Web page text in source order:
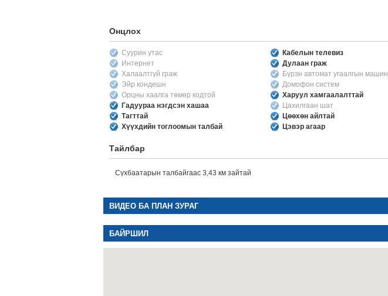
Онцлох
Суурин утас
Кабелын телевиз
Интернет
Дулаан граж
Халаалтгүй граж
Бүрэн автомат угаалгын машин
Эйр кондешн
Домофон систем
Орцны хаалга төмөр кодтой
Харуул хамгаалалттай
Гадуураа нэгдсэн хашаа
Цахилгаан шат
Тагттай
Цөөхөн айлтай
Хүүхдийн тоглоомын талбай
Цэвэр агаар
Тайлбар
Сүхбаатарын талбайгаас 3,43 км зайтай
ВИДЕО БА ПЛАН ЗУРАГ
БАЙРШИЛ